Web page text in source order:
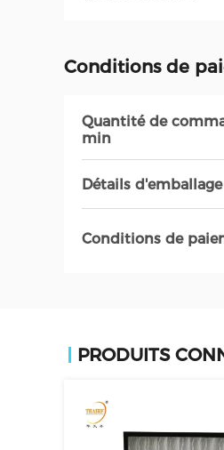
Conditions de
Quantité de
min
Détails d'emballage
Conditions de
PRODUITS